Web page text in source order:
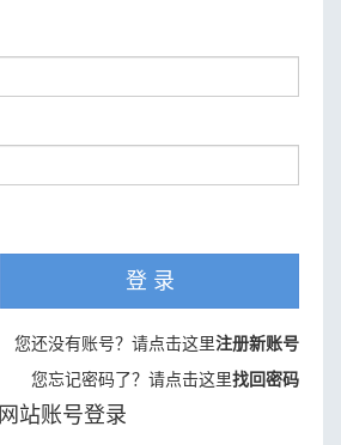
登 录
您还没有账号？请点击这里注册新账号
您忘记密码了？请点击这里找回密码
站账号登录